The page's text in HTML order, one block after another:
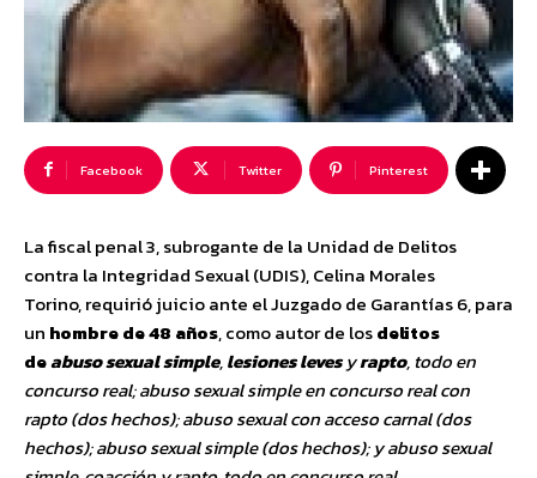
Facebook Twitter Pinterest
La fiscal penal 3, subrogante de la Unidad de Delitos
contra la Integridad Sexual (UDIS), Celina Morales
Torino, requirió juicio ante el Juzgado de Garantías 6, para
un hombre de 48 años, como autor de losdelitos
deabuso sexual simple,lesiones levesyrapto, todo en
concurso real; abuso sexual simple en concurso real con
rapto (dos hechos); abuso sexual con acceso carnal (dos
hechos); abuso sexual simple (dos hechos); y abuso sexual